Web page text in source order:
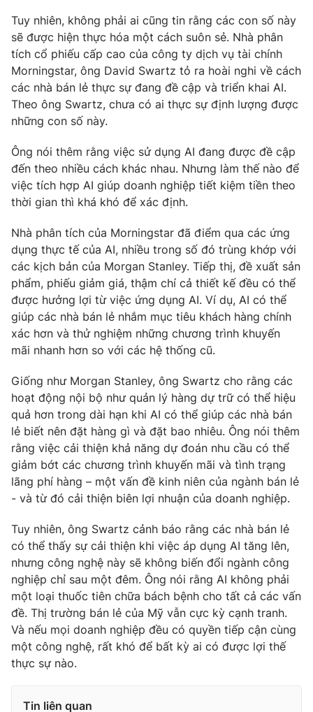
Tư vấn
Chuyên mục khác
Emagazine Podcast
Photo Infographic
Video Shorts video
VTV Money VTV Thể thao
VTV Sức khoẻ Bất động sản
Thị trường 24h Tấm lòng Việt
VTV4 Vươn mình bằng AI
VTV9 VTV8
Liên hệ tòa soạn English
THỜI BÁO VTV
Theo dõi báo trên
Cơ quan chủ quản:
Đài Truyền hình Việt Nam
Cơ quan báo chí: Thời báo VTV
Giấy phép hoạt động báo in và báo điện tử số 483/GP-BTTTT
cấp ngày 29/12/2023
Tổng Biên tập:Vũ Thanh Thủy
Phó Tổng Biên tập:
Tổng đài VTV:
Tuy nhiên, không phải ai cũng tin rằng các con số này
sẽ được hiện thực hóa một cách suôn sẻ. Nhà phân
tích cổ phiếu cấp cao của công ty dịch vụ tài chính
Morningstar, ông David Swartz tỏ ra hoài nghi về cách
các nhà bán lẻ thực sự đang đề cập và triển khai AI.
Theo ông Swartz, chưa có ai thực sự định lượng được
những con số này.
Ông nói thêm rằng việc sử dụng AI đang được đề cập
đến theo nhiều cách khác nhau. Nhưng làm thế nào để
việc tích hợp AI giúp doanh nghiệp tiết kiệm tiền theo
thời gian thì khá khó để xác định.
Nhà phân tích của Morningstar đã điểm qua các ứng
dụng thực tế của AI, nhiều trong số đó trùng khớp với
các kịch bản của Morgan Stanley. Tiếp thị, đề xuất sản
phẩm, phiếu giảm giá, thậm chí cả thiết kế đều có thể
được hưởng lợi từ việc ứng dụng AI. Ví dụ, AI có thể
giúp các nhà bán lẻ nhắm mục tiêu khách hàng chính
xác hơn và thử nghiệm những chương trình khuyến
mãi nhanh hơn so với các hệ thống cũ.
Giống như Morgan Stanley, ông Swartz cho rằng các
hoạt động nội bộ như quản lý hàng dự trữ có thể hiệu
quả hơn trong dài hạn khi AI có thể giúp các nhà bán
lẻ biết nên đặt hàng gì và đặt bao nhiêu. Ông nói thêm
rằng việc cải thiện khả năng dự đoán nhu cầu có thể
giảm bớt các chương trình khuyến mãi và tình trạng
lãng phí hàng – một vấn đề kinh niên của ngành bán lẻ
- và từ đó cải thiện biên lợi nhuận của doanh nghiệp.
Tuy nhiên, ông Swartz cảnh báo rằng các nhà bán lẻ
có thể thấy sự cải thiện khi việc áp dụng AI tăng lên,
nhưng công nghệ này sẽ không biến đổi ngành công
nghiệp chỉ sau một đêm. Ông nói rằng AI không phải
một loại thuốc tiên chữa bách bệnh cho tất cả các vấn
đề. Thị trường bán lẻ của Mỹ vẫn cực kỳ cạnh tranh.
Và nếu mọi doanh nghiệp đều có quyền tiếp cận cùng
một công nghệ, rất khó để bất kỳ ai có được lợi thế
thực sự nào.
Tin liên quan